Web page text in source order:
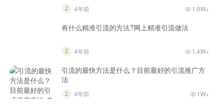
4年前 1.9W+
有什么精准引流的方法?网上精准引流做法
4年前 1.4W+
引流的最快方法是什么？目前最好的引流推广方
法
4年前 1W+